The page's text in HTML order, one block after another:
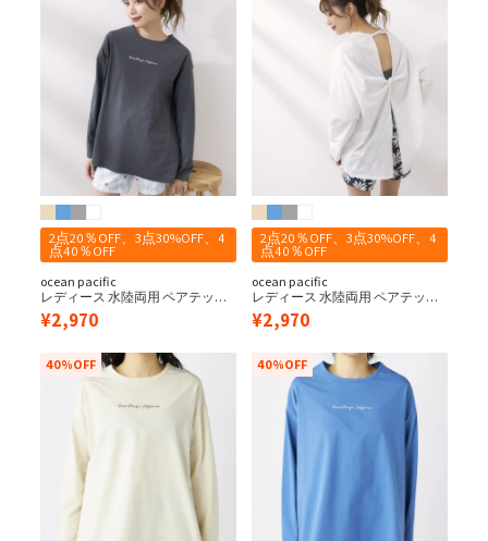
2点20％OFF、3点30%OFF、4
点40％OFF
ocean pacific
レディース 水陸両用 ペアテック
ス バッククロス ラッシュガード
¥2,970
2点20％OFF、3点30%OFF、4
点40％OFF
ocean pacific
レディース 水陸両用 ペアテック
ス バッククロス ラッシュガード
¥2,970
40%OFF 40%OFF